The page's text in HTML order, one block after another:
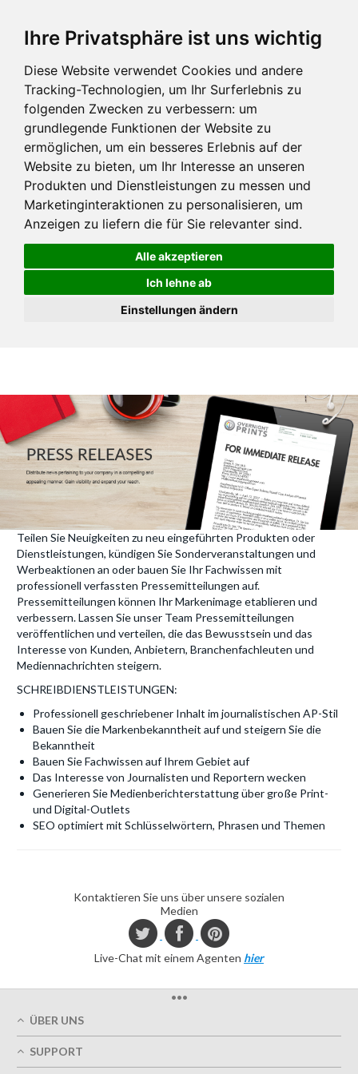
Ihre Privatsphäre ist uns wichtig
Diese Website verwendet Cookies und andere
Tracking-Technologien, um Ihr Surferlebnis zu
folgenden Zwecken zu verbessern: um
grundlegende Funktionen der Website zu
ermöglichen, um ein besseres Erlebnis auf der
Website zu bieten, um Ihr Interesse an unseren
Produkten und Dienstleistungen zu messen und
Marketinginteraktionen zu personalisieren, um
Anzeigen zu liefern die für Sie relevanter sind.
Alle akzeptieren
Ich lehne ab
Einstellungen ändern
Teilen Sie Neuigkeiten zu neu eingeführten Produkten oder
Dienstleistungen, kündigen Sie Sonderveranstaltungen und
Werbeaktionen an oder bauen Sie Ihr Fachwissen mit
professionell verfassten Pressemitteilungen auf.
Pressemitteilungen können Ihr Markenimage etablieren und
verbessern. Lassen Sie unser Team Pressemitteilungen
veröffentlichen und verteilen, die das Bewusstsein und das
Interesse von Kunden, Anbietern, Branchenfachleuten und
Mediennachrichten steigern.
SCHREIBDIENSTLEISTUNGEN:
Professionell geschriebener Inhalt im journalistischen AP-Stil
Bauen Sie die Markenbekanntheit auf und steigern Sie die
Bekanntheit
Bauen Sie Fachwissen auf Ihrem Gebiet auf
Das Interesse von Journalisten und Reportern wecken
Generieren Sie Medienberichterstattung über große Print-
und Digital-Outlets
SEO optimiert mit Schlüsselwörtern, Phrasen und Themen
Kontaktieren Sie uns über unsere sozialen
Medien
Live-Chat mit einem Agenten hier
•••
ÜBER UNS
SUPPORT